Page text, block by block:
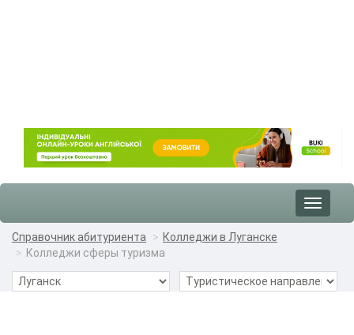
Toggle
Справочник абитуриента
Колледжи в Луганске
Колледжи сферы туризма